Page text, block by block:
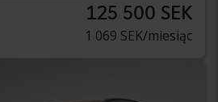
125 500 SEK
1 069 SEK/miesiąc